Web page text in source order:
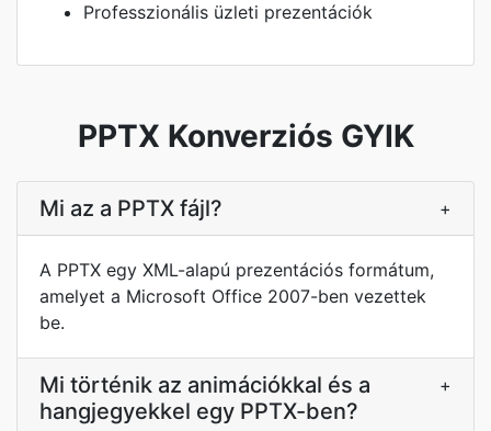
Professzionális üzleti prezentációk
PPTX Konverziós GYIK
Mi az a PPTX fájl? +
A PPTX egy XML-alapú prezentációs formátum,
amelyet a Microsoft Office 2007-ben vezettek
be.
Mi történik az animációkkal és a
hangjegyekkel egy PPTX-ben?
+